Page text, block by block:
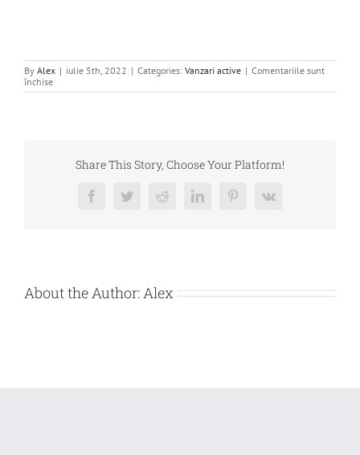
By Alex | iulie 5th, 2022 | Categories: Vanzari active | Comentariile sunt
închisepentru
de
KASPERShare This Story, Choose Your Platform!
FacebookTwitterRedditLinkedInPinterest
Vk
About the Author: Alex